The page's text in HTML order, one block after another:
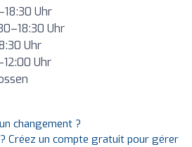
Uhr
Uhr
Uhr
Uhr
changement ?
Créez un compte gratuit pour gérer